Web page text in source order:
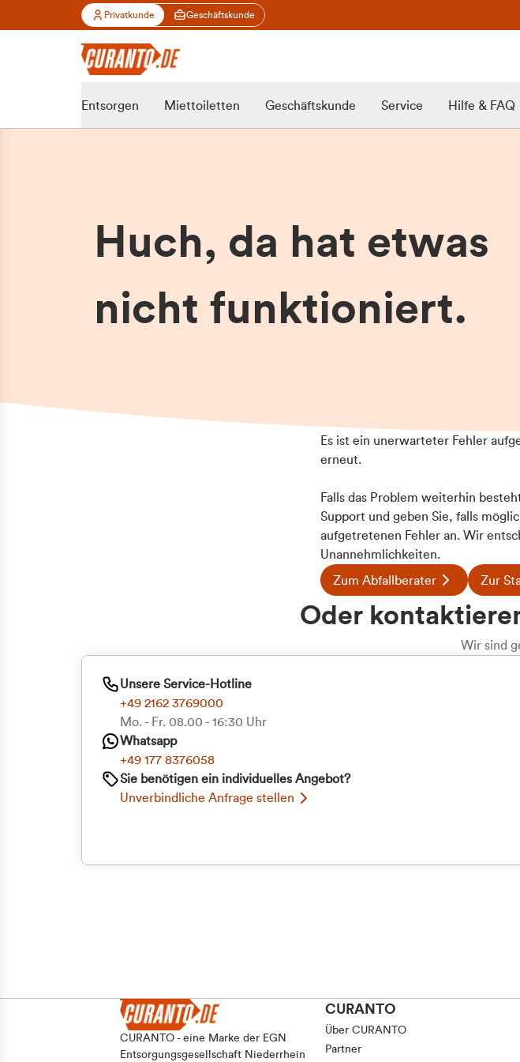
Privatkunde Geschäftskunde
Zu welcher
Kundengruppe
Entsorgen Miettoiletten Geschäftskunde Service Hilfe & FAQ
Huch, da hat etwas
nicht funktioniert.
Es ist ein unerwarteter Fehler
erneut.
Falls das Problem weiterhin
Support und geben Sie, falls
aufgetretenen Fehler an. Wir
Unannehmlichkeiten.
Zum Abfallberater Zur
Oder
Wir sind
Unsere Service-Hotline
+49 2162 3769000
Mo. - Fr. 08.00 - 16:30 Uhr
Whatsapp
+49 177 8376058
Sie benötigen ein individuelles Angebot?
Unverbindliche Anfrage stellen
CURANTO - eine Marke der EGN
Entsorgungsgesellschaft Niederrhein
CURANTO
Über CURANTO
Partner